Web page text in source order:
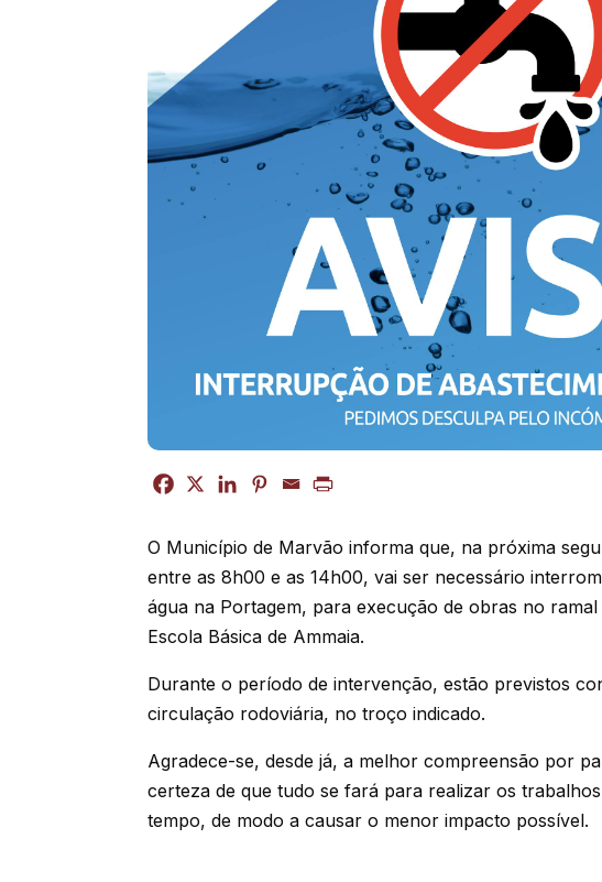
O Município de Marvão informa que, na próxima
entre as 8h00 e as 14h00, vai ser necessário
água na Portagem, para execução de obras no
Escola Básica de Ammaia.
Durante o período de intervenção, estão previstos
circulação rodoviária, no troço indicado.
Agradece-se, desde já, a melhor compreensão por
certeza de que tudo se fará para realizar os
tempo, de modo a causar o menor impacto possível.